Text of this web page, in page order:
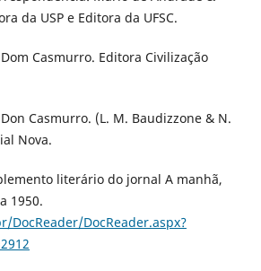
da USP e Editora da UFSC.
Casmurro. Editora Civilização
Casmurro. (L. M. Baudizzone & N.
Nova.
literário do jornal A manhã,
1950.
DocReader.aspx?